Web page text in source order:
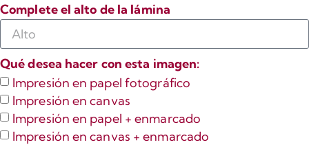
Complete el alto de la lámina
Qué desea hacer con esta imagen:
Impresión en papel fotográfico
Impresión en canvas
Impresión en papel + enmarcado
Impresión en canvas + enmarcado